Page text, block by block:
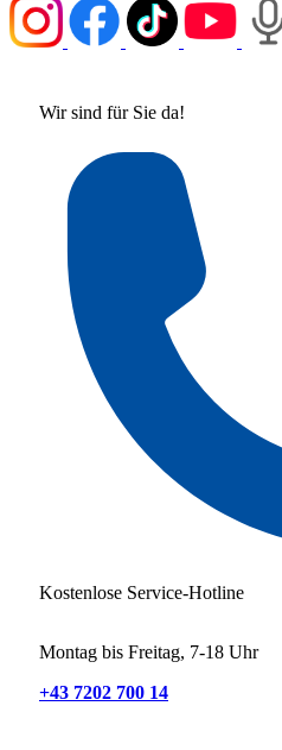
Wir sind für Sie da!
Kostenlose Service-Hotline
Montag bis Freitag, 7-18 Uhr
+43 7202 700 14